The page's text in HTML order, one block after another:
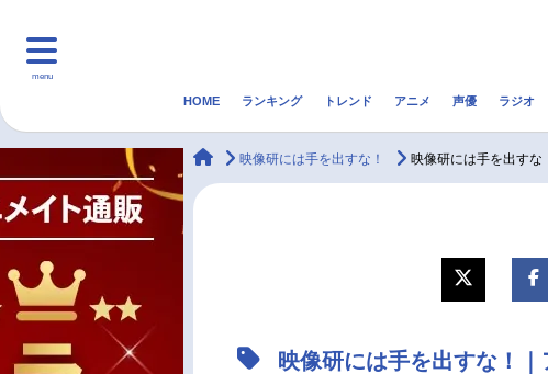
menu
マンガ・ラノベ
声優記事一覧
HOME ランキング トレンド アニメ 声優 ラジオ
animateTimes
映像研には手を出すな！ 映像研には手を出す
映像研には手を出すな！